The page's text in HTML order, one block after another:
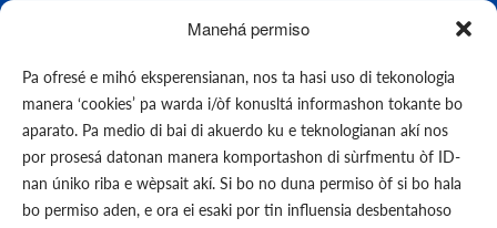
Manehá permiso
Pa ofresé e mihó eksperensianan, nos ta hasi uso di tekonologia
manera ‘cookies’ pa warda i/òf konusltá informashon tokante bo
aparato. Pa medio di bai di akuerdo ku e teknologianan akí nos
por prosesá datonan manera komportashon di sùrfmentu òf ID-
nan úniko riba e wèpsait akí. Si bo no duna permiso òf si bo hala
bo permiso aden, e ora ei esaki por tin influensia desbentahoso
Hasi negoshi na Boneiru
Ekonomia
Gobièrnu
Infrastruktura
General